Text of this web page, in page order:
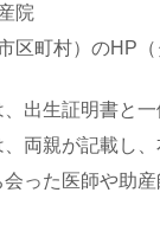
院
区町村）のHP（
出生証明書と一
両親が記載し
った医師や助産